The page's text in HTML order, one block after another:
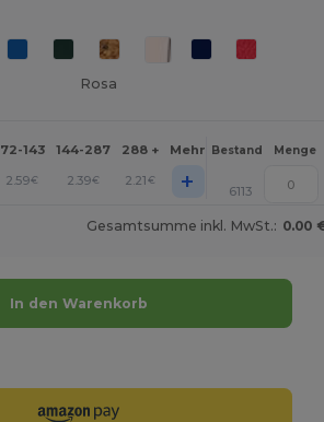
Rosa
72-143 144-287 288 + Mehr Bestand Menge
2.59€ 2.39€ 2.21€ + 6113
Gesamtsumme inkl. MwSt.: 0.00
In den Warenkorb